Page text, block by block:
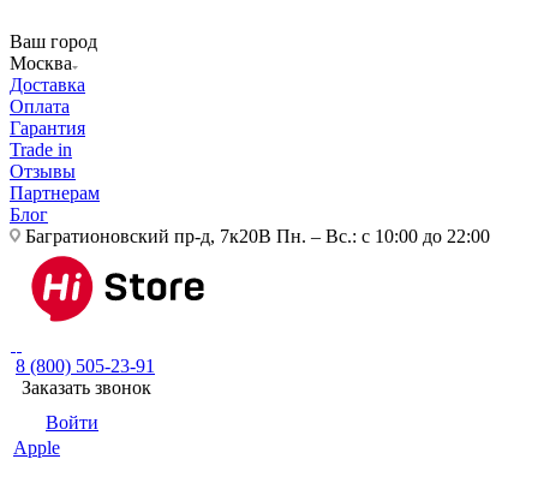
Ваш город
Москва
Доставка
Оплата
Гарантия
Trade in
Отзывы
Партнерам
Блог
Багратионовский пр-д, 7к20В Пн. – Вс.: с 10:00 до 22:00
8 (800) 505-23-91
Заказать звонок
Войти
Apple